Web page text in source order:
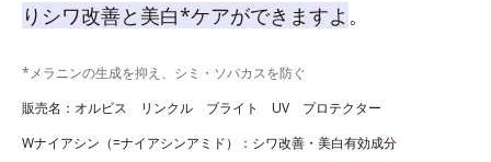
りシワ改善と美白*ケアができますよ 。
*メラニンの生成を抑え、シミ・ソバカスを防ぐ
販売名：オルビス リンクル ブライト UV プロテクター
Wナイアシン（=ナイアシンアミド）：シワ改善・美白有効成分